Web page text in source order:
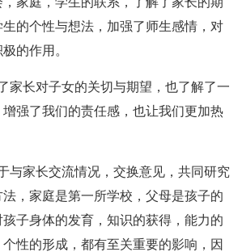
的个性与想法，加强了师生感情，对
的作用。
家长对子女的关切与期望，也了解了一
强了我们的责任感，也让我们更加热
与家长交流情况，交换意见，共同研究
，家庭是第一所学校，父母是孩子的
子身体的发育，知识的获得，能力的
性的形成，都有至关重要的影响，因